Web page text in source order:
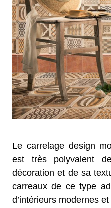
Le carrelage design
est très polyvalent
décoration et de sa
carreaux de ce type
d’intérieurs modernes